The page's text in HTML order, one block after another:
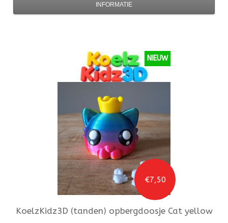
INFORMATIE
€7,50
NIEUW
KoelzKidz3D (tanden) opbergdoosje Cat yellow